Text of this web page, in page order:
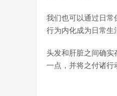
我们也可以通过日常
行为内化成为日常生
头发和肝脏之间确实
一点，并将之付诸行